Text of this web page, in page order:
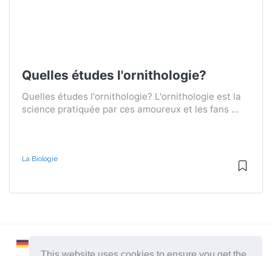
Quelles études l'ornithologie?
Quelles études l'ornithologie? L'ornithologie est la
science pratiquée par ces amoureux et les fans ...
La Biologie